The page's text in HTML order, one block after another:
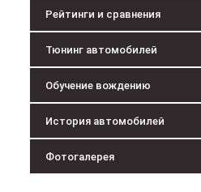
Рейтинги и сравнения
Тюнинг автомобилей
Обучение вождению
История автомобилей
Фотогалерея